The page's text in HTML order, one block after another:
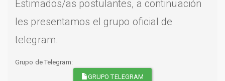
Estimados/as postulantes, a continuación
les presentamos el grupo oficial de
telegram.
Grupo de Telegram:
GRUPO TELEGRAM